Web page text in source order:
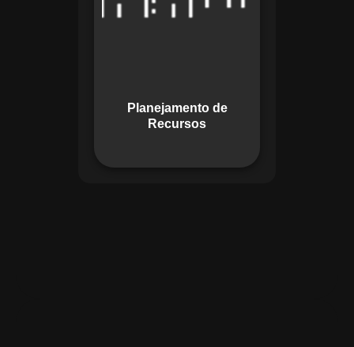
Planejamento de
Recursos
garante o uso
promovendo